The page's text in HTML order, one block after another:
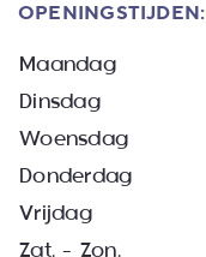
OPENINGSTIJDEN:
Maandag
Dinsdag
Woensdag
Donderdag
Vrijdag
Zat. – Zon.